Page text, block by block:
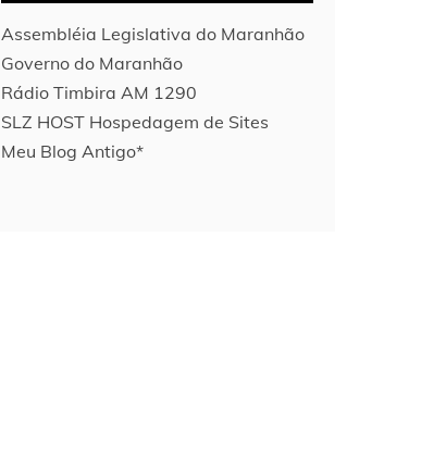
Assembléia Legislativa do Maranhão
Governo do Maranhão
Rádio Timbira AM 1290
SLZ HOST Hospedagem de Sites
Meu Blog Antigo*